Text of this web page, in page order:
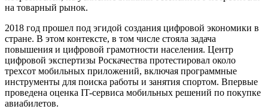
на товарный рынок.
2018 год прошел под эгидой создания цифровой экономики в
стране. В этом контексте, в том числе стояла задача
повышения и цифровой грамотности населения. Центр
цифровой экспертизы Роскачества протестировал около
трехсот мобильных приложений, включая программные
инструменты для поиска работы и занятия спортом. Впервые
проведена оценка IT-сервиса мобильных решений по покупке
авиабилетов.